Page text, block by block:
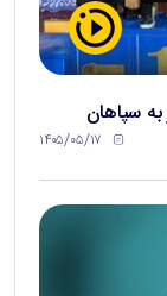
سپاهان
۱۴۰۵/۰۵/۱۷